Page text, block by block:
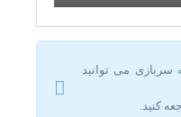
سربازی می توانید
کنید.